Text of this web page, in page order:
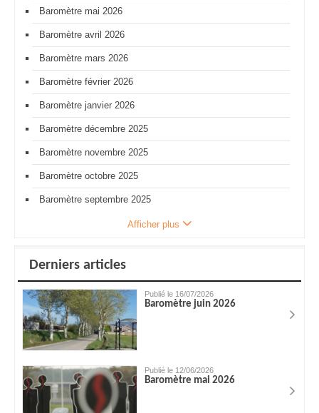
Baromètre mai 2026
Baromètre avril 2026
Baromètre mars 2026
Baromètre février 2026
Baromètre janvier 2026
Baromètre décembre 2025
Baromètre novembre 2025
Baromètre octobre 2025
Baromètre septembre 2025
Afficher plus
Derniers articles
Publié le 16/07/2026
Baromètre juin 2026
Publié le 12/06/2026
Baromètre mai 2026